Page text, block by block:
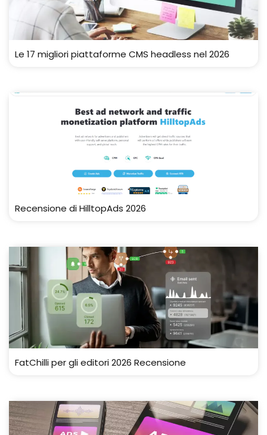
Le 17 migliori piattaforme CMS headless nel 2026
Recensione di HilltopAds 2026
FatChilli per gli editori 2026 Recensione